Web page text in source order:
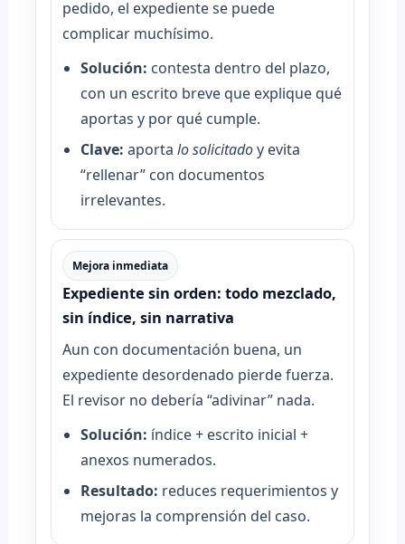
pedido, el expediente se puede
complicar muchísimo.
Solución: contesta dentro del plazo,
con un escrito breve que explique qué
aportas y por qué cumple.
Clave: aportalo solicitadoy evita
“rellenar” con documentos
irrelevantes.
Mejora inmediata
Expediente sin orden: todo mezclado,
sin índice, sin narrativa
Aun con documentación buena, un
expediente desordenado pierde fuerza.
El revisor no debería “adivinar” nada.
Solución: índice + escrito inicial +
anexos numerados.
Resultado: reduces requerimientos y
mejoras la comprensión del caso.